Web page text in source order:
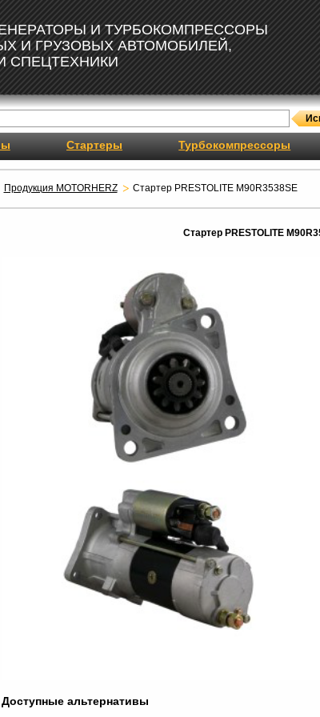
И ТУРБОКОМПРЕССОРЫ
И ГРУЗОВЫХ АВТОМОБИЛЕЙ,
СПЕЦТЕХНИКИ
Стартеры Турбокомпрессоры
Продукция MOTORHERZ Стартер PRESTOLITE M90R3538SE
Стартер PRESTOLITE
Доступные альтернативы